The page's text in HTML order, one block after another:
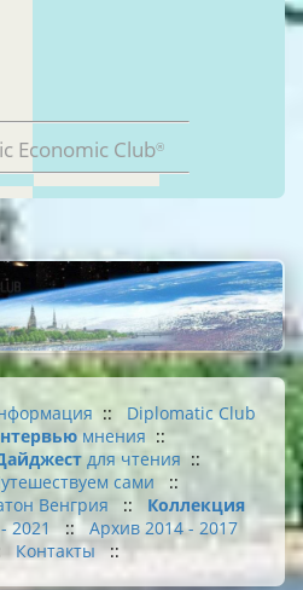
Economic Club®
:: Diplomatic Club
мнения ::
для чтения ::
сами
::
Венгрия :: Коллекция
2021 ::Архив 2014 - 2017
Контакты::